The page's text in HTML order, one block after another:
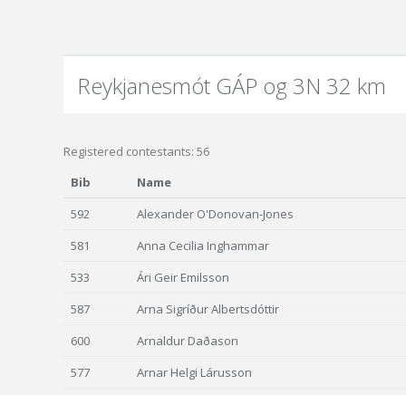
Reykjanesmót GÁP og 3N 32 km
Registered contestants: 56
Bib
Name
592
Alexander O'Donovan-Jones
581
Anna Cecilia Inghammar
533
Ári Geir Emilsson
587
Arna Sigríður Albertsdóttir
600
Arnaldur Daðason
577
Arnar Helgi Lárusson